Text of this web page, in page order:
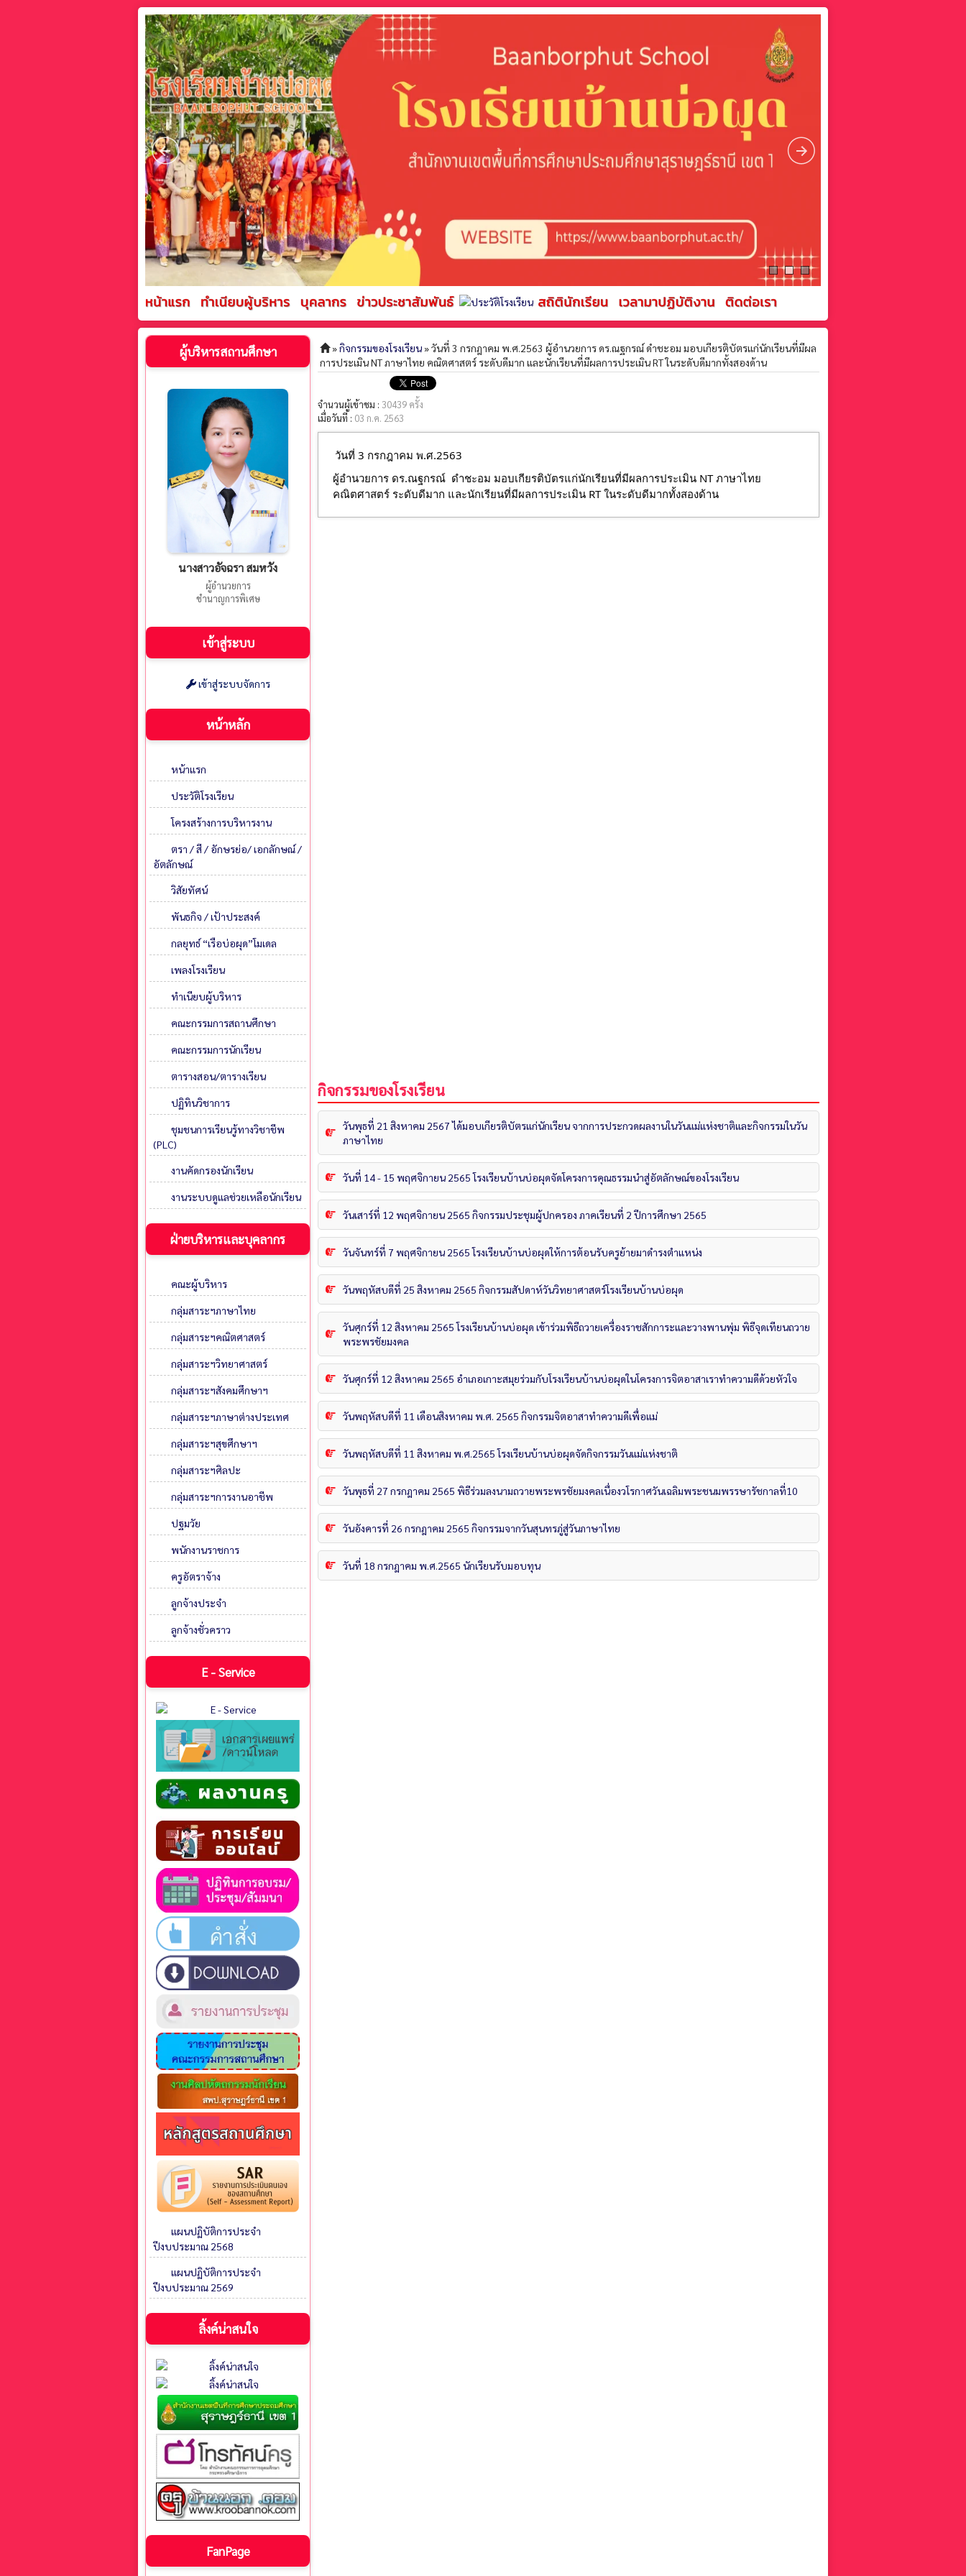
ผู้บริหารสถานศึกษา
นางสาวอัจฉรา สมหวัง
ผู้อำนวยการ
ชำนาญการพิเศษ
เข้าสู่ระบบ
เข้าสู่ระบบจัดการ
หน้าหลัก
หน้าแรก
ประวัติโรงเรียน
โครงสร้างการบริหารงาน
ตรา / สี / อักษรย่อ/ เอกลักษณ์ /
อัตลักษณ์
วิสัยทัศน์
พันธกิจ / เป้าประสงค์
กลยุทธ์ “เรือบ่อผุด”โมเดล
เพลงโรงเรียน
ทำเนียบผู้บริหาร
คณะกรรมการสถานศึกษา
คณะกรรมการนักเรียน
ตารางสอน/ตารางเรียน
ปฏิทินวิชาการ
ชุมชนการเรียนรู้ทางวิชาชีพ
(PLC)
งานคัดกรองนักเรียน
งานระบบดูแลช่วยเหลือนักเรียน
ฝ่ายบริหารและบุคลากร
คณะผู้บริหาร
กลุ่มสาระฯภาษาไทย
กลุ่มสาระฯคณิตศาสตร์
กลุ่มสาระฯวิทยาศาสตร์
กลุ่มสาระฯสังคมศึกษาฯ
กลุ่มสาระฯภาษาต่างประเทศ
กลุ่มสาระฯสุขศึกษาฯ
กลุ่มสาระฯศิลปะ
กลุ่มสาระฯการงานอาชีพ
ปฐมวัย
พนักงานราชการ
ครูอัตราจ้าง
ลูกจ้างประจำ
ลูกจ้างชั่วคราว
E - Service
แผนปฏิบัติการประจำ
ปีงบประมาณ 2568
แผนปฏิบัติการประจำ
ปีงบประมาณ 2569
ลิ้งค์น่าสนใจ
FanPage
»กิจกรรมของโรงเรียน» วันที่ 3 กรกฎาคม พ.ศ.2563 ผู้อำนวยการ ดร.ณฐกรณ์ ดำชะอม มอบเกียรติบัตรแก่นักเรียนที่มีผล
การประเมิน NT ภาษาไทย คณิตศาสตร์ ระดับดีมาก และนักเรียนที่มีผลการประเมิน RT ในระดับดีมากทั้งสองด้าน
จำนวนผู้เข้าชม : 30439 ครั้ง
เมื่อวันที่ : 03 ก.ค. 2563
วันที่ 3 กรกฎาคม พ.ศ.2563
ผู้อำนวยการ ดร.ณฐกรณ์  ดำชะอม มอบเกียรติบัตรแก่นักเรียนที่มีผลการประเมิน NT ภาษาไทย
คณิตศาสตร์ ระดับดีมาก และนักเรียนที่มีผลการประเมิน RT ในระดับดีมากทั้งสองด้าน
กิจกรรมของโรงเรียน
วันพุธที่ 21 สิงหาคม 2567 ได้มอบเกียรติบัตรแก่นักเรียน จากการประกวดผลงานในวันแม่แห่งชาติและกิจกรรมในวัน
ภาษาไทย
วันที่ 14 - 15 พฤศจิกายน 2565 โรงเรียนบ้านบ่อผุดจัดโครงการคุณธรรมนำสู่อัตลักษณ์ของโรงเรียน
วันเสาร์ที่ 12 พฤศจิกายน 2565 กิจกรรมประชุมผู้ปกครอง ภาคเรียนที่ 2 ปีการศึกษา 2565
วันจันทร์ที่ 7 พฤศจิกายน 2565 โรงเรียนบ้านบ่อผุดให้การต้อนรับครูย้ายมาดำรงตำแหน่ง
วันพฤหัสบดีที่ 25 สิงหาคม 2565 กิจกรรมสัปดาห์วันวิทยาศาสตร์โรงเรียนบ้านบ่อผุด
วันศุกร์ที่ 12 สิงหาคม 2565 โรงเรียนบ้านบ่อผุด เข้าร่วมพิธีถวายเครื่องราชสักการะและวางพานพุ่ม พิธีจุดเทียนถวาย
พระพรชัยมงคล
วันศุกร์ที่ 12 สิงหาคม 2565 อำเภอเกาะสมุยร่วมกับโรงเรียนบ้านบ่อผุดในโครงการจิตอาสาเราทำความดีด้วยหัวใจ
วันพฤหัสบดีที่ 11 เดือนสิงหาคม พ.ศ. 2565 กิจกรรมจิตอาสาทำความดีเพื่อแม่
วันพฤหัสบดีที่ 11 สิงหาคม พ.ศ.2565 โรงเรียนบ้านบ่อผุดจัดกิจกรรมวันแม่แห่งชาติ
วันพุธที่ 27 กรกฎาคม 2565 พิธีร่วมลงนามถวายพระพรชัยมงคลเนื่องวโรกาศวันเฉลิมพระชนมพรรษารัชกาลที่10
วันอังคารที่ 26 กรกฎาคม 2565 กิจกรรมจากวันสุนทรภู่สู่วันภาษาไทย
วันที่ 18 กรกฎาคม พ.ศ.2565 นักเรียนรับมอบทุน